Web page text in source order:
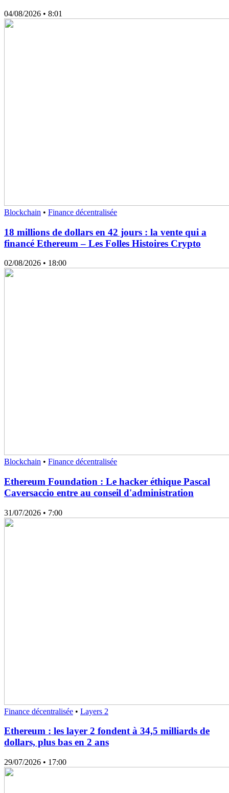
04/08/2026 • 8:01
Blockchain • Finance décentralisée
18 millions de dollars en 42 jours : la vente qui a
financé Ethereum – Les Folles Histoires Crypto
02/08/2026 • 18:00
Blockchain • Finance décentralisée
Ethereum Foundation : Le hacker éthique Pascal
Caversaccio entre au conseil d'administration
31/07/2026 • 7:00
Finance décentralisée • Layers 2
Ethereum : les layer 2 fondent à 34,5 milliards de
dollars, plus bas en 2 ans
29/07/2026 • 17:00